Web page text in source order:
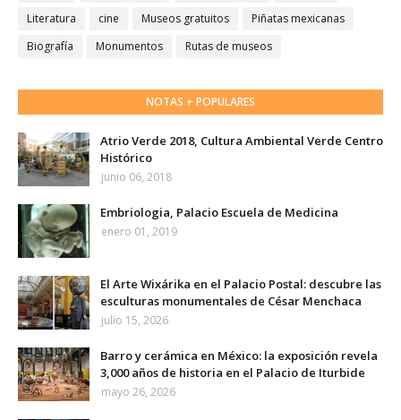
Literatura
cine Museos gratuitos
Piñatas mexicanas
Biografía
Monumentos Rutas de museos
NOTAS + POPULARES
Atrio Verde 2018, Cultura Ambiental Verde Centro
Histórico
junio 06, 2018
Embriologia, Palacio Escuela de Medicina
enero 01, 2019
El Arte Wixárika en el Palacio Postal: descubre las
esculturas monumentales de César Menchaca
julio 15, 2026
Barro y cerámica en México: la exposición revela
3,000 años de historia en el Palacio de Iturbide
mayo 26, 2026